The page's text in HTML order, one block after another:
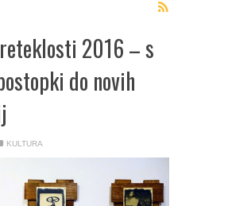
2016 – s
do novih
KULTURA